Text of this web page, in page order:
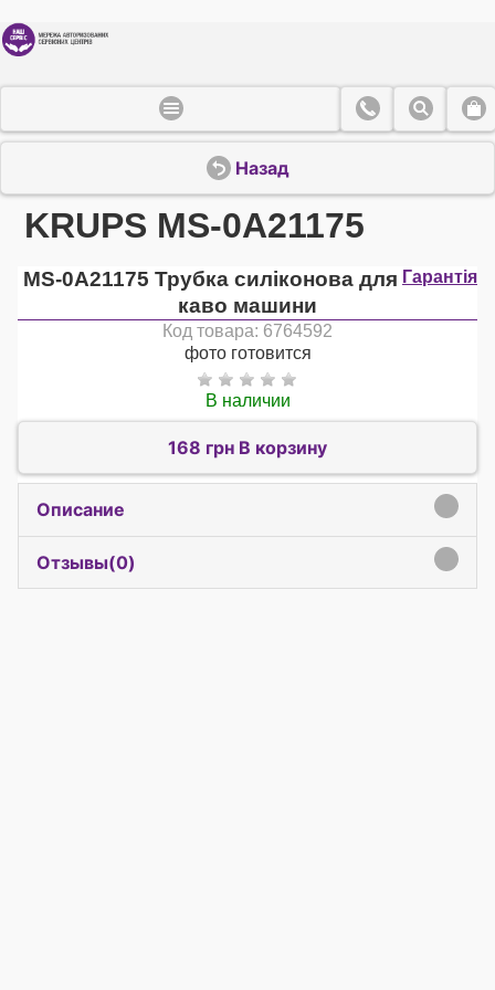
Назад
KRUPS MS-0A21175
Гарантія
MS-0A21175 Трубка силіконова для
каво машини
Код товара: 6764592
фото готовится
В наличии
168 грн В корзину
Описание
Отзывы(0)